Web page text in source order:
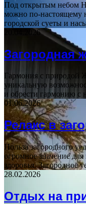
Под открытым небом
можно по-настоящему
городской суеты и
20.04.2026
Загородная
Гармония с природой
уникальную
и обрести гармонию с
01.06.2026
Релакс в
Польза загородного
огромное значение
здоровья. Загородное
28.02.2026
Отдых на